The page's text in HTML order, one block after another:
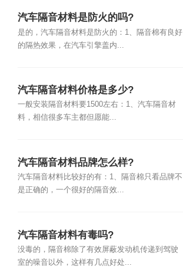
汽车隔音材料是防火的吗?
是的，汽车隔音材料是防火的：1、隔音棉有良好
的隔热效果，在汽车引擎盖内...
汽车隔音材料价格是多少?
一般安装隔音材料要1500左右：1、汽车隔音材
料，相信很多车主都但愿能...
汽车隔音材料品牌怎么样?
汽车隔音材料比较好的有：1、隔音棉只看品牌不
是正确的，一个很好的隔音效...
汽车隔音材料有毒吗?
没毒的，隔音棉除了有效屏蔽发动机传递到驾驶
室的噪音以外，这样有几点好处...